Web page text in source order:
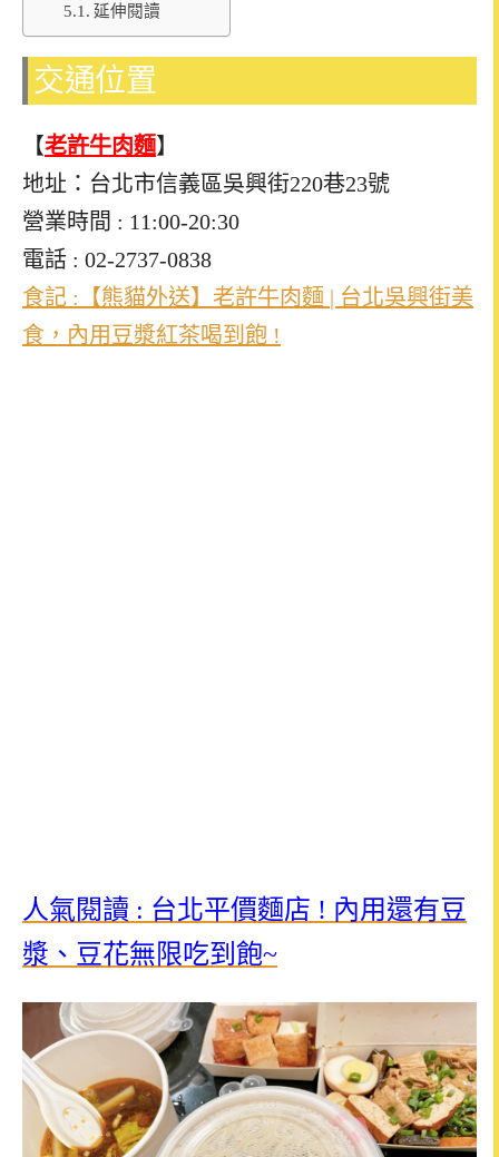
延伸閱讀
交通位置
【老許牛肉麵】
地址：台北市信義區吳興街220巷23號
營業時間 : 11:00-20:30
電話 : 02-2737-0838
食記 :【熊貓外送】老許牛肉麵 | 台北吳興街美
食，內用豆漿紅茶喝到飽 !
人氣閱讀 : 台北平價麵店 ! 內用還有豆
漿、豆花無限吃到飽~